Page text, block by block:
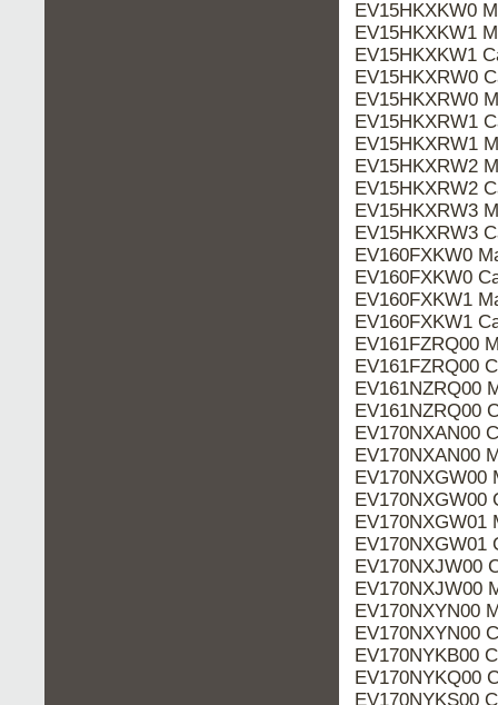
EV15HKXKW0
EV15HKXKW1
EV15HKXKW1
EV15HKXRW0
EV15HKXRW0
EV15HKXRW1
EV15HKXRW1
EV15HKXRW2
EV15HKXRW2
EV15HKXRW3
EV15HKXRW3
EV160FXKW0
EV160FXKW0
EV160FXKW1
EV160FXKW1
EV161FZRQ00
EV161FZRQ00
EV161NZRQ00
EV161NZRQ00
EV170NXAN00
EV170NXAN00
EV170NXGW00
EV170NXGW00
EV170NXGW01
EV170NXGW01
EV170NXJW00
EV170NXJW00
EV170NXYN00
EV170NXYN00
EV170NYKB00
EV170NYKQ00
EV170NYKS00